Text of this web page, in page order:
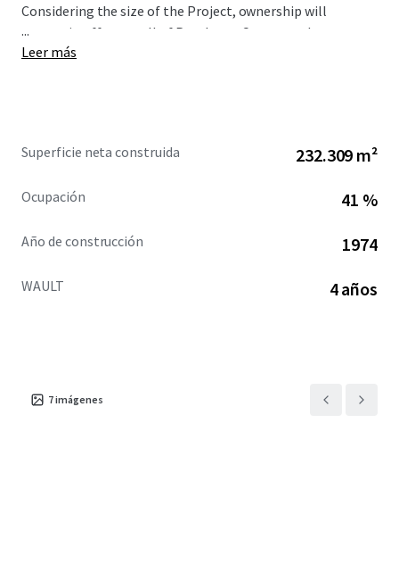
Considering the size of the Project, ownership will
entertain offers on all of Peachtree Center or the
individual components.
...
Leer más
Superficie neta construida 232.309 m²
Ocupación 41 %
Año de construcción 1974
WAULT 4 años
7imágenes